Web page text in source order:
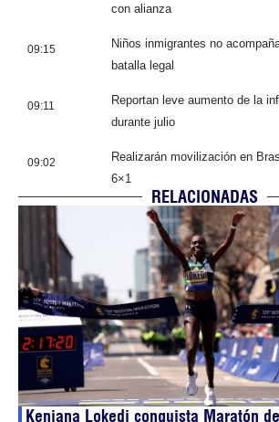
con alianza
09:15
Niños inmigrantes no
batalla legal
09:11
Reportan leve aumento de la
durante julio
09:02
Realizarán movilización en
6×1
RELACIONADAS
Keniana Lokedi conquista Maratón